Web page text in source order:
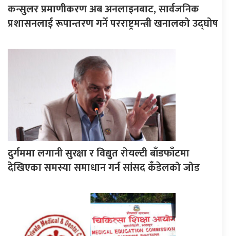
कन्सुलर प्रमाणीकरण अब अनलाइनबाट, सार्वजनिक
प्रशासनलाई रूपान्तरण गर्ने परराष्ट्रमन्त्री खनालको उद्घोष
दुर्गममा लगानी सुरक्षा र विद्युत रोयल्टी बाँडफाँटमा
देखिएका समस्या समाधान गर्न सांसद कँडेलको जोड